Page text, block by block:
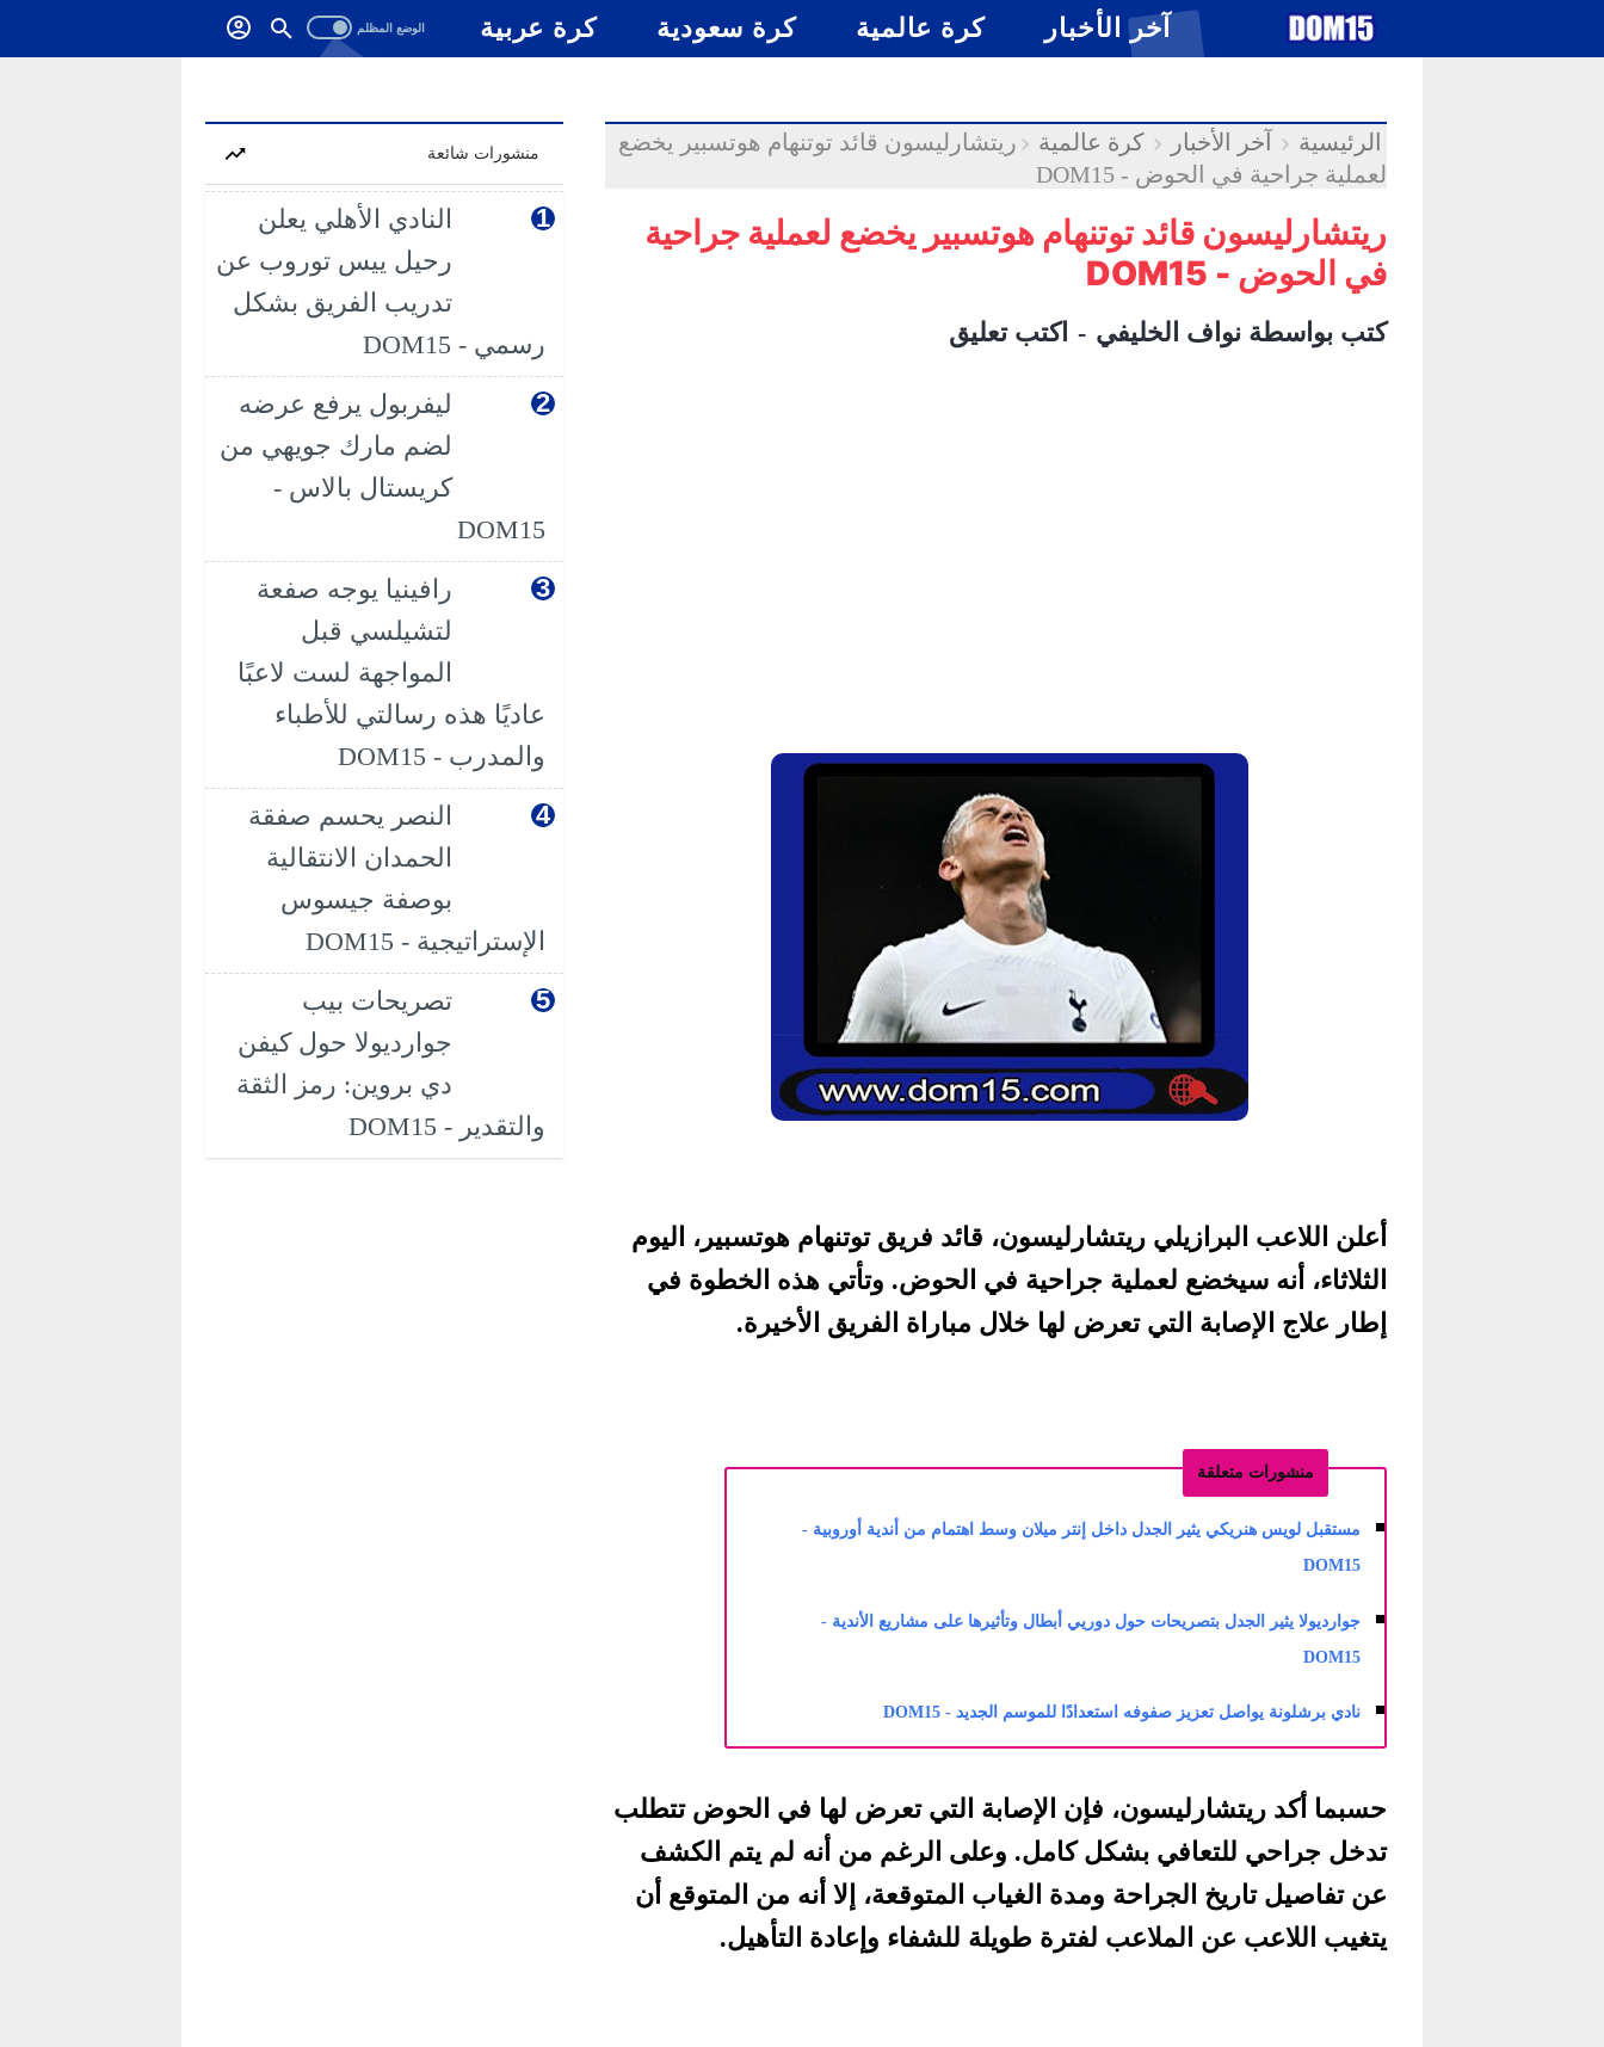
آخر الأخبار كرة عالمية كرة سعودية كرة عربية
الرئيسية آخر الأخبار كرة عالمية
ريتشارليسون قائد توتنهام هوتسبير يخضع
لعملية جراحية في الحوض - DOM15
ريتشارليسون قائد توتنهام هوتسبير يخضع لعملية جراحية
في الحوض - DOM15
كتب بواسطة نواف الخليفي اكتب تعليق
أعلن اللاعب البرازيلي ريتشارليسون، قائد فريق توتنهام هوتسبير، اليوم
الثلاثاء، أنه سيخضع لعملية جراحية في الحوض. وتأتي هذه الخطوة في
إطار علاج الإصابة التي تعرض لها خلال مباراة الفريق الأخيرة.
منشورات متعلقة
مستقبل لويس هنريكي يثير الجدل داخل إنتر ميلان وسط اهتمام من أندية أوروبية -
DOM15
جوارديولا يثير الجدل بتصريحات حول دوريي أبطال وتأثيرها على مشاريع الأندية -
DOM15
نادي برشلونة يواصل تعزيز صفوفه استعدادًا للموسم الجديد - DOM15
حسبما أكد ريتشارليسون، فإن الإصابة التي تعرض لها في الحوض تتطلب
تدخل جراحي للتعافي بشكل كامل. وعلى الرغم من أنه لم يتم الكشف
عن تفاصيل تاريخ الجراحة ومدة الغياب المتوقعة، إلا أنه من المتوقع أن
يتغيب اللاعب عن الملاعب لفترة طويلة للشفاء وإعادة التأهيل.
منشورات شائعة
النادي الأهلي يعلن
رحيل ييس توروب عن
تدريب الفريق بشكل
رسمي - DOM15
ليفربول يرفع عرضه
لضم مارك جويهي من
كريستال بالاس -
DOM15
رافينيا يوجه صفعة
لتشيلسي قبل
المواجهة لست لاعبًا
عاديًا هذه رسالتي للأطباء
والمدرب - DOM15
النصر يحسم صفقة
الحمدان الانتقالية
بوصفة جيسوس
الإستراتيجية - DOM15
تصريحات بيب
جوارديولا حول كيفن
دي بروين: رمز الثقة
والتقدير - DOM15